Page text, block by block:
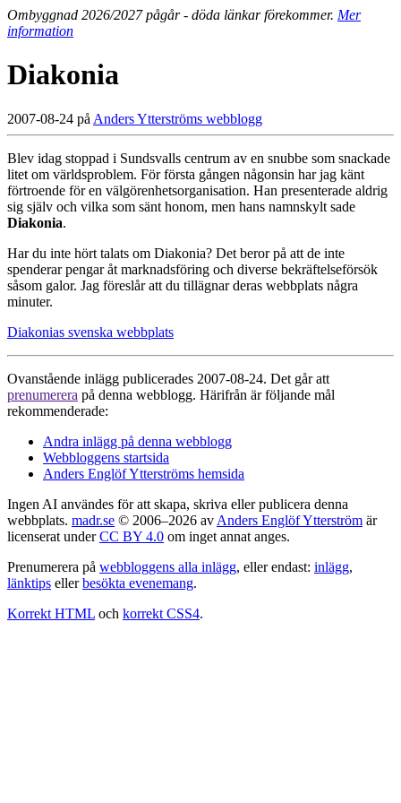
Ombyggnad 2026/2027 pågår - döda länkar förekommer. Mer
information
Diakonia
2007-08-24 på Anders Ytterströms webblogg
Blev idag stoppad i Sundsvalls centrum av en snubbe som snackade
litet om världsproblem. För första gången någonsin har jag känt
förtroende för en välgörenhetsorganisation. Han presenterade aldrig
sig själv och vilka som sänt honom, men hans namnskylt sade
Diakonia.
Har du inte hört talats om Diakonia? Det beror på att de inte
spenderar pengar åt marknadsföring och diverse bekräftelseförsök
såsom galor. Jag föreslår att du tillägnar deras webbplats några
minuter.
Diakonias svenska webbplats
Ovanstående inlägg publicerades 2007-08-24. Det går att
prenumerera på denna webblogg. Härifrån är följande mål
rekommenderade:
Andra inlägg på denna webblogg
Webbloggens startsida
Anders Englöf Ytterströms hemsida
Ingen AI användes för att skapa, skriva eller publicera denna
webbplats. madr.se © 2006–2026 av Anders Englöf Ytterström är
licenserat underCC BY 4.0 om inget annat anges.
Prenumerera på webbloggens alla inlägg, eller endast: inlägg,
länktips ellerbesökta evenemang.
Korrekt HTML och korrekt CSS4.